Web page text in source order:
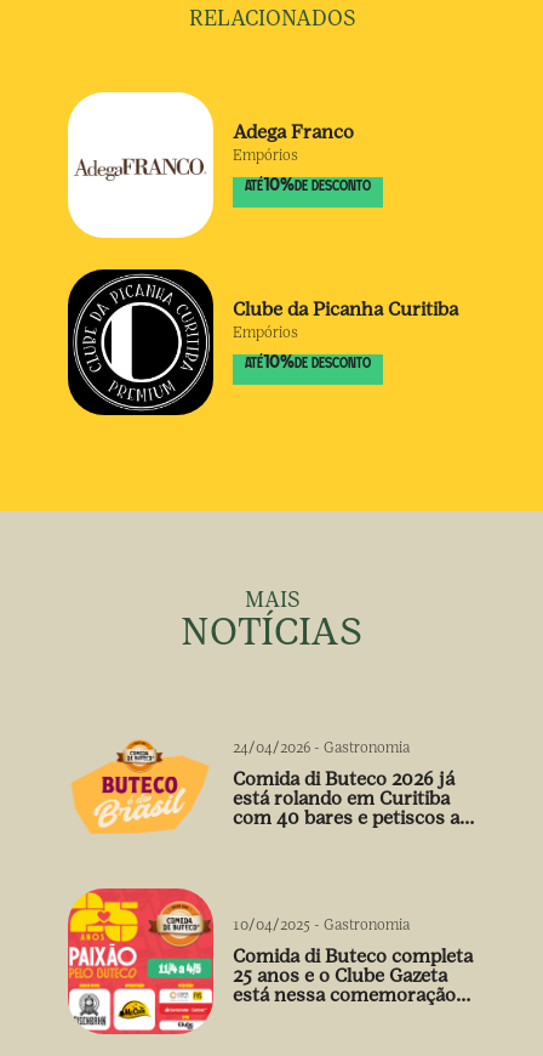
RELACIONADOS
Adega Franco
Empórios
ATÉ 10% DE DESCONTO
Clube da Picanha Curitiba
Empórios
ATÉ 10% DE DESCONTO
MAIS
NOTÍCIAS
24/04/2026 - Gastronomia
Comida di Buteco 2026 já
está rolando em Curitiba
com 40 bares e petiscos a
10/04/2025 - Gastronomia
Comida di Buteco completa
25 anos e o Clube Gazeta
está nessa comemoração